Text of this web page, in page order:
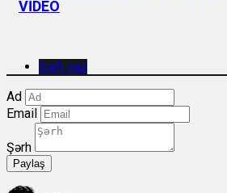
VİDEO
Şərh yaz
Ad
Email
Şərh
Paylaş